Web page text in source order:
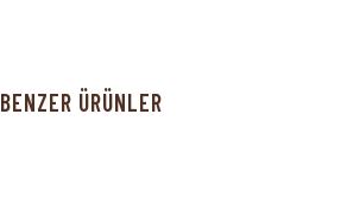
BENZER ÜRÜNLER